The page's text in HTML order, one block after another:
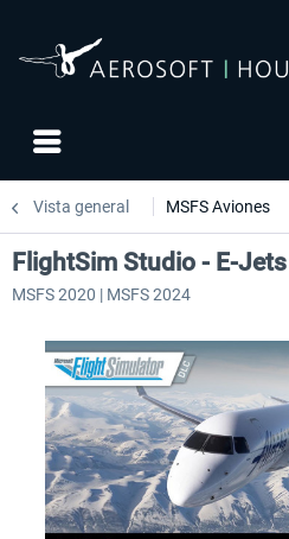
Vista general MSFS Aviones
FlightSim Studio - E-
MSFS 2020 | MSFS 2024